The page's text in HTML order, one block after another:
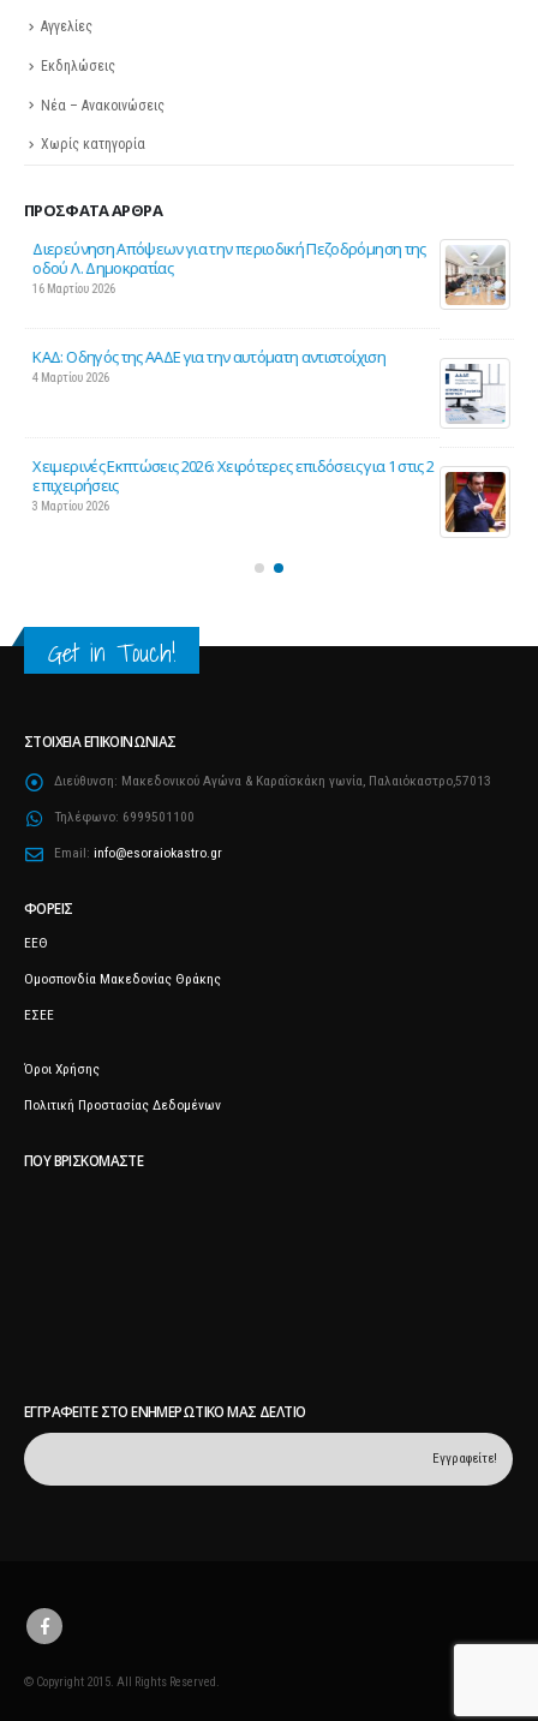
Αγγελίες
Εκδηλώσεις
Νέα – Ανακοινώσεις
Χωρίς κατηγορία
ΠΡΌΣΦΑΤΑ ΆΡΘΡΑ
Σε λειτουργία το νέο Helpdesk της ΕΣΕΕ με κορυφαίους
επιστήμονες για την υποστήριξη των εμπορικών
επιχειρήσεων
Παράταση της υποχρεωτικής έναρξης της ηλεκτρονικής
τιμολόγησης
Προς μείωση της προκαταβολής φόρου για επαγγελματίες
και επιχειρήσεις
Get in Touch!
ΣΤΟΙΧΕΊΑ ΕΠΙΚΟΙΝΩΝΊΑΣ
Διεύθυνση: Μακεδονικού Αγώνα & Καραΐσκάκη γωνία, Παλαιόκαστρο,57013
Τηλέφωνο: 6999501100
Email: info@esoraiokastro.gr
ΦΟΡΕΊΣ
ΕΕΘ
Ομοσπονδία Μακεδονίας Θράκης
ΕΣΕΕ
Όροι Χρήσης
Πολιτική Προστασίας Δεδομένων
ΠΟΥ ΒΡΙΣΚΌΜΑΣΤΕ
ΕΓΓΡΑΦΕΊΤΕ ΣΤΟ ΕΝΗΜΕΡΩΤΙΚΌ ΜΑΣ ΔΕΛΤΊΟ
© Copyright 2015. All Rights Reserved.